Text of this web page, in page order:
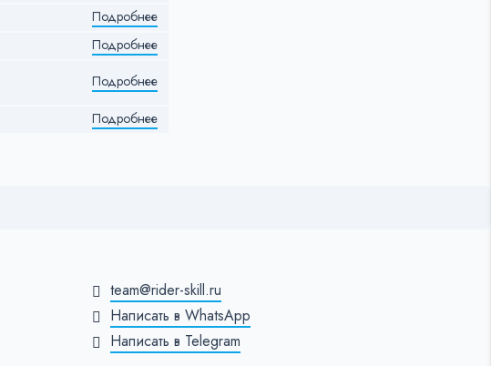
Подробнее
Подробнее
Подробнее
Подробнее
team@rider-skill.ru
Написать в WhatsApp
Написать в Telegram